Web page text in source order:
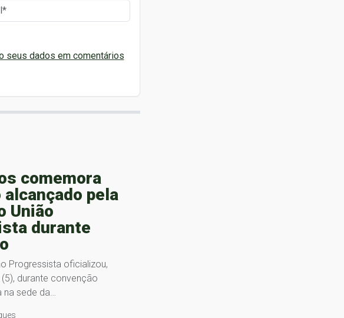
seus dados em comentários
comemora
pela
União
durante
Progressista oficializou,
durante convenção
na sede da…